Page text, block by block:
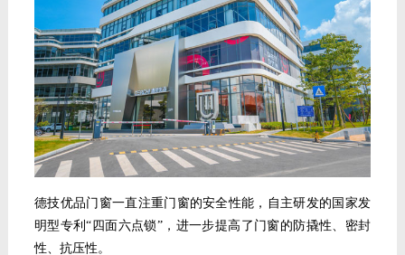
德技优品门窗一直注重门窗的安全性能，自主研发的国家发
明型专利“四面六点锁”，进一步提高了门窗的防撬性、密封
性、抗压性。